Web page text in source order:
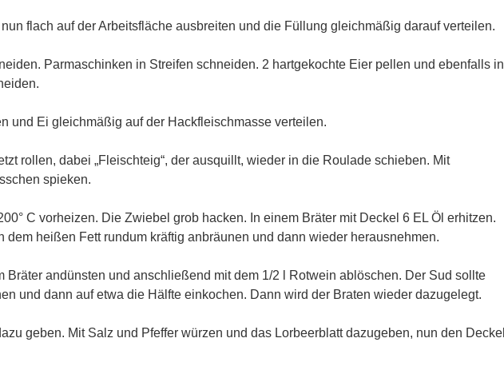
flach auf der Arbeitsfläche ausbreiten und die Füllung gleichmäßig darauf verteilen.
Parmaschinken in Streifen schneiden. 2 hartgekochte Eier pellen und ebenfalls in
und Ei gleichmäßig auf der Hackfleischmasse verteilen.
rollen, dabei „Fleischteig“, der ausquillt, wieder in die Roulade schieben. Mit
spieken.
C vorheizen. Die Zwiebel grob hacken. In einem Bräter mit Deckel 6 EL Öl erhitzen.
dem heißen Fett rundum kräftig anbräunen und dann wieder herausnehmen.
Bräter andünsten und anschließend mit dem 1/2 l Rotwein ablöschen. Der Sud sollte
und dann auf etwa die Hälfte einkochen. Dann wird der Braten wieder dazugelegt.
geben. Mit Salz und Pfeffer würzen und das Lorbeerblatt dazugeben, nun den Deckel